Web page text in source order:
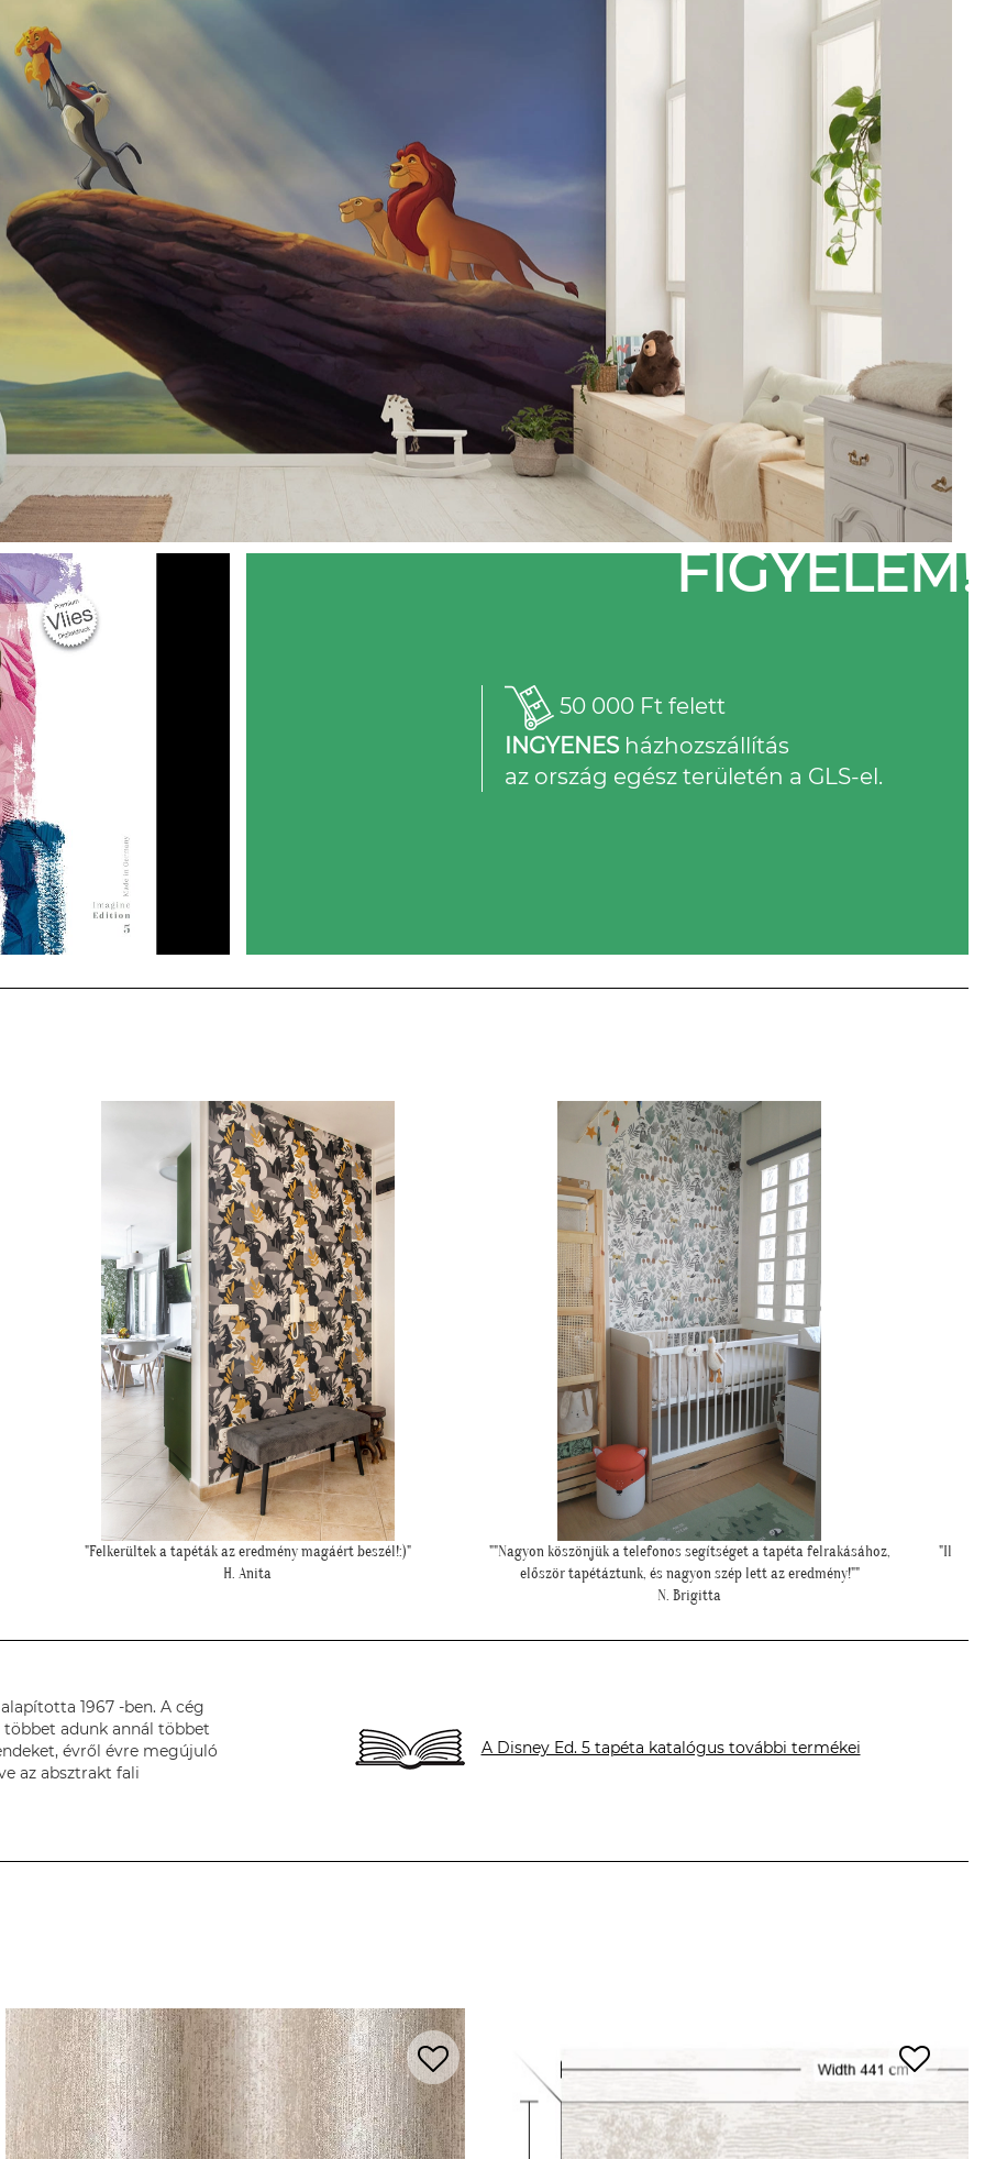
FIGYELEM!
50 000 Ft felett
INGYENESházhozszállítás
az ország egész területén a GLS-el.
"Felkerültek a tapéták az eredmény magáért beszél!:)"
H. Anita
""Nagyon köszönjük a telefonos segítséget a tapéta felrakásához,
először tapétáztunk, és nagyon szép lett az eredmény!""
N. Brigitta
"Ilyen
1967 -ben. A cég
adunk annál többet
évről évre megújuló
az absztrakt fali
A Disney Ed. 5 tapéta katalógus további termékei